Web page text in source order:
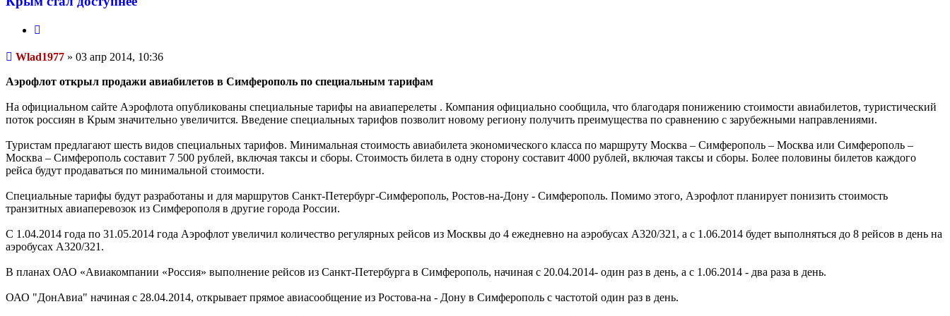
Сообщение
Wlad1977 » 03 апр 2014, 10:36
Аэрофлот открыл продажи авиабилетов в Симферополь по специальным тарифам
На официальном сайте Аэрофлота опубликованы специальные тарифы на авиаперелеты . Компания официально сообщила, что благодаря понижению стоимости авиабилетов, туристический
поток россиян в Крым значительно увеличится. Введение специальных тарифов позволит новому региону получить преимущества по сравнению с зарубежными направлениями.
Туристам предлагают шесть видов специальных тарифов. Минимальная стоимость авиабилета экономического класса по маршруту Москва – Симферополь – Москва или Симферополь –
Москва – Симферополь составит 7 500 рублей, включая таксы и сборы. Стоимость билета в одну сторону составит 4000 рублей, включая таксы и сборы. Более половины билетов каждого
рейса будут продаваться по минимальной стоимости.
Специальные тарифы будут разработаны и для маршрутов Санкт-Петербург-Симферополь, Ростов-на-Дону - Симферополь. Помимо этого, Аэрофлот планирует понизить стоимость
транзитных авиаперевозок из Симферополя в другие города России.
С 1.04.2014 года по 31.05.2014 года Аэрофлот увеличил количество регулярных рейсов из Москвы до 4 ежедневно на аэробусах А320/321, а с 1.06.2014 будет выполняться до 8 рейсов в день на
аэробусах А320/321.
В планах ОАО «Авиакомпании «Россия» выполнение рейсов из Санкт-Петербурга в Симферополь, начиная с 20.04.2014- один раз в день, а с 1.06.2014 - два раза в день.
ОАО "ДонАвиа" начиная с 28.04.2014, открывает прямое авиасообщение из Ростова-на - Дону в Симферополь с частотой один раз в день.